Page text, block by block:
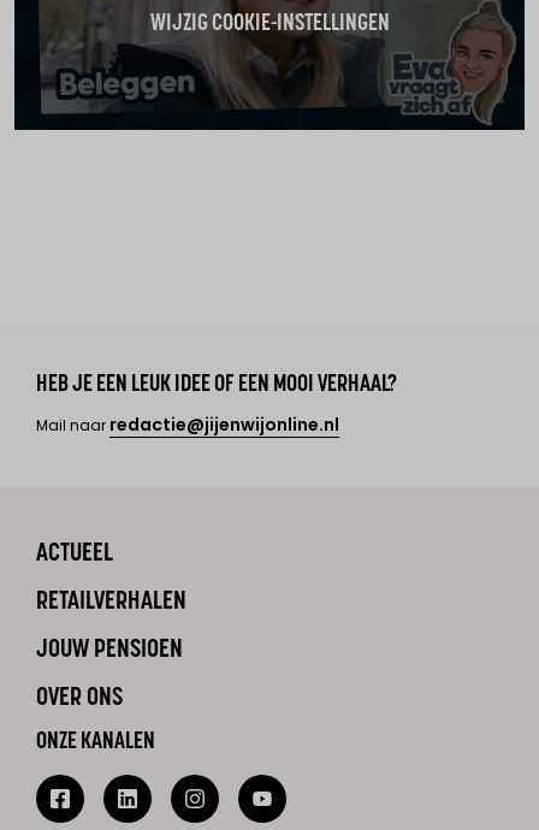
WIJZIG COOKIE-INSTELLINGEN
HEB JE EEN LEUK IDEE OF EEN MOOI VERHAAL?
Mail naar redactie@jijenwijonline.nl
ACTUEEL
RETAILVERHALEN
JOUW PENSIOEN
OVER ONS
ONZE KANALEN